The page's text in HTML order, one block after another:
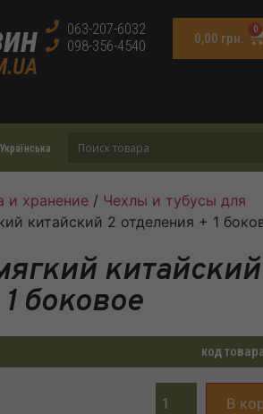
063-207-6032
098-356-4540
0,00 грн.
0
Українська
и хранение / Чехлы и тубусы для
китайский 2 отделения + 1
боковое
код
В